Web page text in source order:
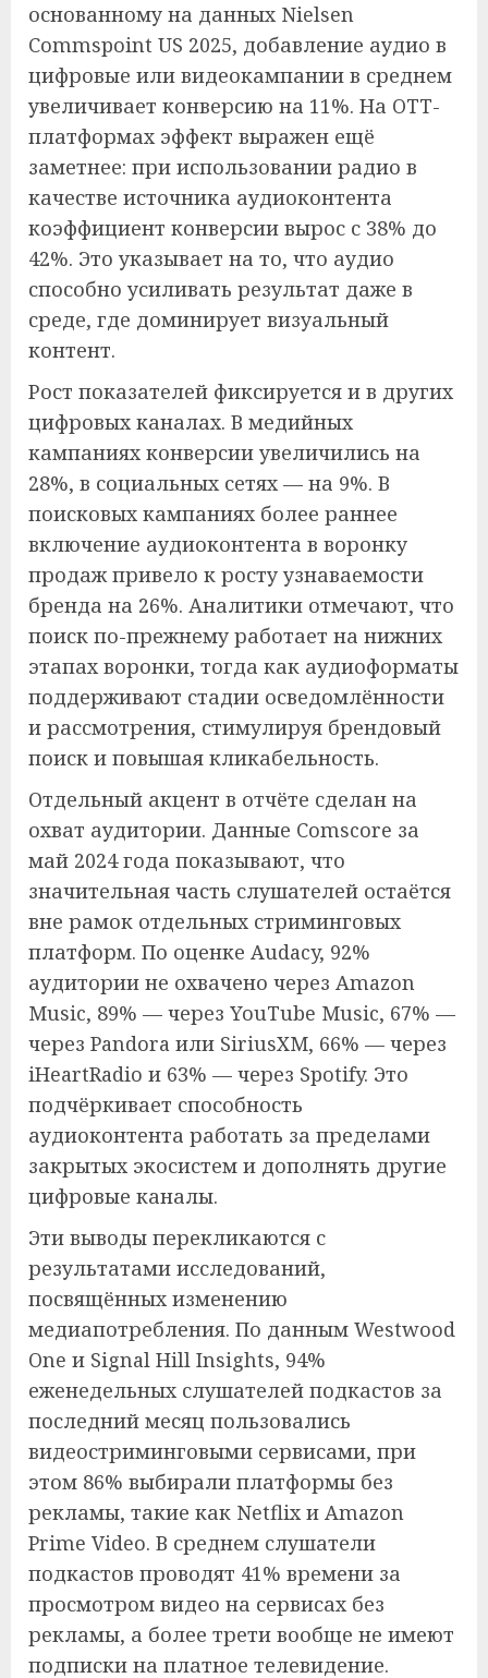
основанному на данных Nielsen
Commspoint US 2025, добавление аудио в
цифровые или видеокампании в среднем
увеличивает конверсию на 11%. На OTT-
платформах эффект выражен ещё
заметнее: при использовании радио в
качестве источника аудиоконтента
коэффициент конверсии вырос с 38% до
42%. Это указывает на то, что аудио
способно усиливать результат даже в
среде, где доминирует визуальный
контент.
Рост показателей фиксируется и в других
цифровых каналах. В медийных
кампаниях конверсии увеличились на
28%, в социальных сетях — на 9%. В
поисковых кампаниях более раннее
включение аудиоконтента в воронку
продаж привело к росту узнаваемости
бренда на 26%. Аналитики отмечают, что
поиск по-прежнему работает на нижних
этапах воронки, тогда как аудиоформаты
поддерживают стадии осведомлённости
и рассмотрения, стимулируя брендовый
поиск и повышая кликабельность.
Отдельный акцент в отчёте сделан на
охват аудитории. Данные Comscore за
май 2024 года показывают, что
значительная часть слушателей остаётся
вне рамок отдельных стриминговых
платформ. По оценке Audacy, 92%
аудитории не охвачено через Amazon
Music, 89% — через YouTube Music, 67% —
через Pandora или SiriusXM, 66% — через
iHeartRadio и 63% — через Spotify. Это
подчёркивает способность
аудиоконтента работать за пределами
закрытых экосистем и дополнять другие
цифровые каналы.
Эти выводы перекликаются с
результатами исследований,
посвящённых изменению
медиапотребления. По данным Westwood
One и Signal Hill Insights, 94%
еженедельных слушателей подкастов за
последний месяц пользовались
видеостриминговыми сервисами, при
этом 86% выбирали платформы без
рекламы, такие как Netflix и Amazon
Prime Video. В среднем слушатели
подкастов проводят 41% времени за
просмотром видео на сервисах без
рекламы, а более трети вообще не имеют
подписки на платное телевидение.